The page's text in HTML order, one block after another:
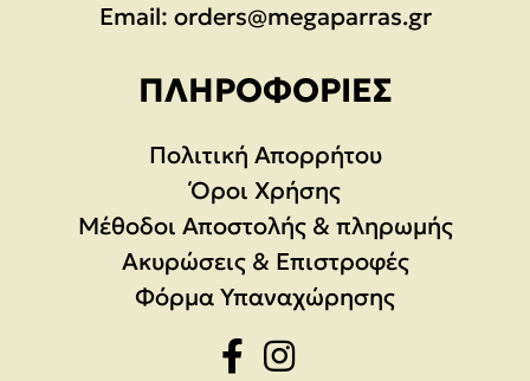
Email: orders@megaparras.gr
ΠΛΗΡΟΦΟΡΊΕΣ
Πολιτική Απορρήτου
Όροι Χρήσης
Μέθοδοι Αποστολής & πληρωμής
Ακυρώσεις & Επιστροφές
Φόρμα Υπαναχώρησης